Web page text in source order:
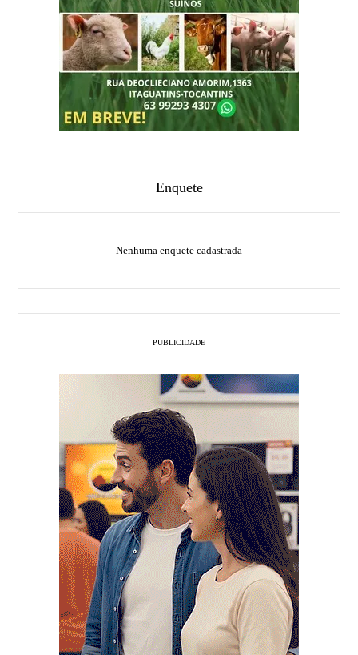
Enquete
Nenhuma enquete cadastrada
PUBLICIDADE